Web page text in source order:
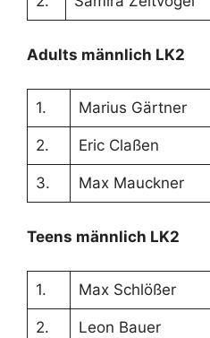
Adults männlich LK2
1. Marius Gärtner
2. Eric Claßen
3. Max Mauckner
Teens männlich LK2
1. Max Schlößer
2. Leon Bauer